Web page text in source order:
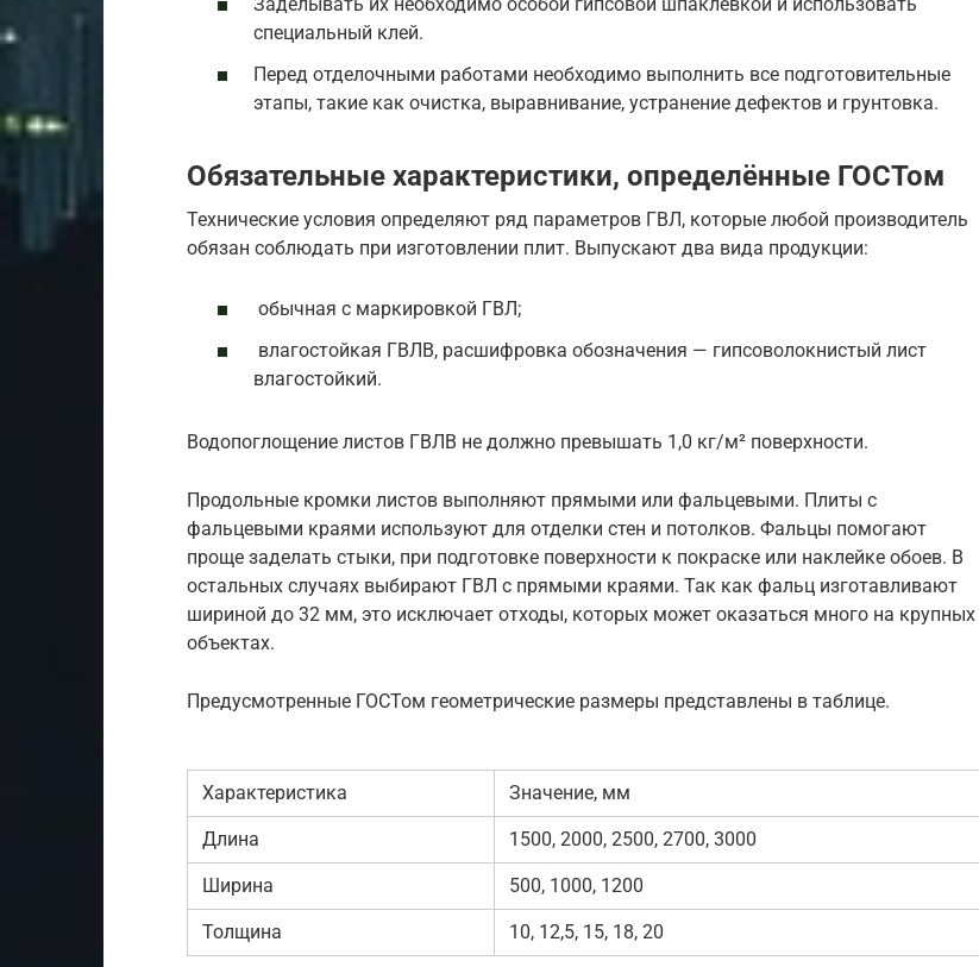
специальный клей.
Перед отделочными работами необходимо выполнить все подготовительные
этапы, такие как очистка, выравнивание, устранение дефектов и грунтовка.
Обязательные характеристики, определённые ГОСТом
Технические условия определяют ряд параметров ГВЛ, которые любой производитель
обязан соблюдать при изготовлении плит. Выпускают два вида продукции:
обычная с маркировкой ГВЛ;
влагостойкая ГВЛВ, расшифровка обозначения — гипсоволокнистый лист
влагостойкий.
Водопоглощение листов ГВЛВ не должно превышать 1,0 кг/м² поверхности.
Продольные кромки листов выполняют прямыми или фальцевыми. Плиты с
фальцевыми краями используют для отделки стен и потолков. Фальцы помогают
проще заделать стыки, при подготовке поверхности к покраске или наклейке обоев. В
остальных случаях выбирают ГВЛ с прямыми краями. Так как фальц изготавливают
шириной до 32 мм, это исключает отходы, которых может оказаться много на крупных
объектах.
Предусмотренные ГОСТом геометрические размеры представлены в таблице.
Характеристика Значение, мм
Длина 1500, 2000, 2500, 2700, 3000
Ширина 500, 1000, 1200
Толщина 10, 12,5, 15, 18, 20